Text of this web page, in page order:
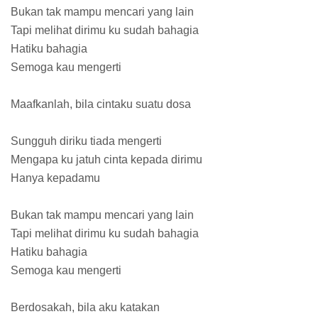
Bukan tak mampu mencari yang lain
Tapi melihat dirimu ku sudah bahagia
Hatiku bahagia
Semoga kau mengerti
Maafkanlah, bila cintaku suatu dosa
Sungguh diriku tiada mengerti
Mengapa ku jatuh cinta kepada dirimu
Hanya kepadamu
Bukan tak mampu mencari yang lain
Tapi melihat dirimu ku sudah bahagia
Hatiku bahagia
Semoga kau mengerti
Berdosakah, bila aku katakan